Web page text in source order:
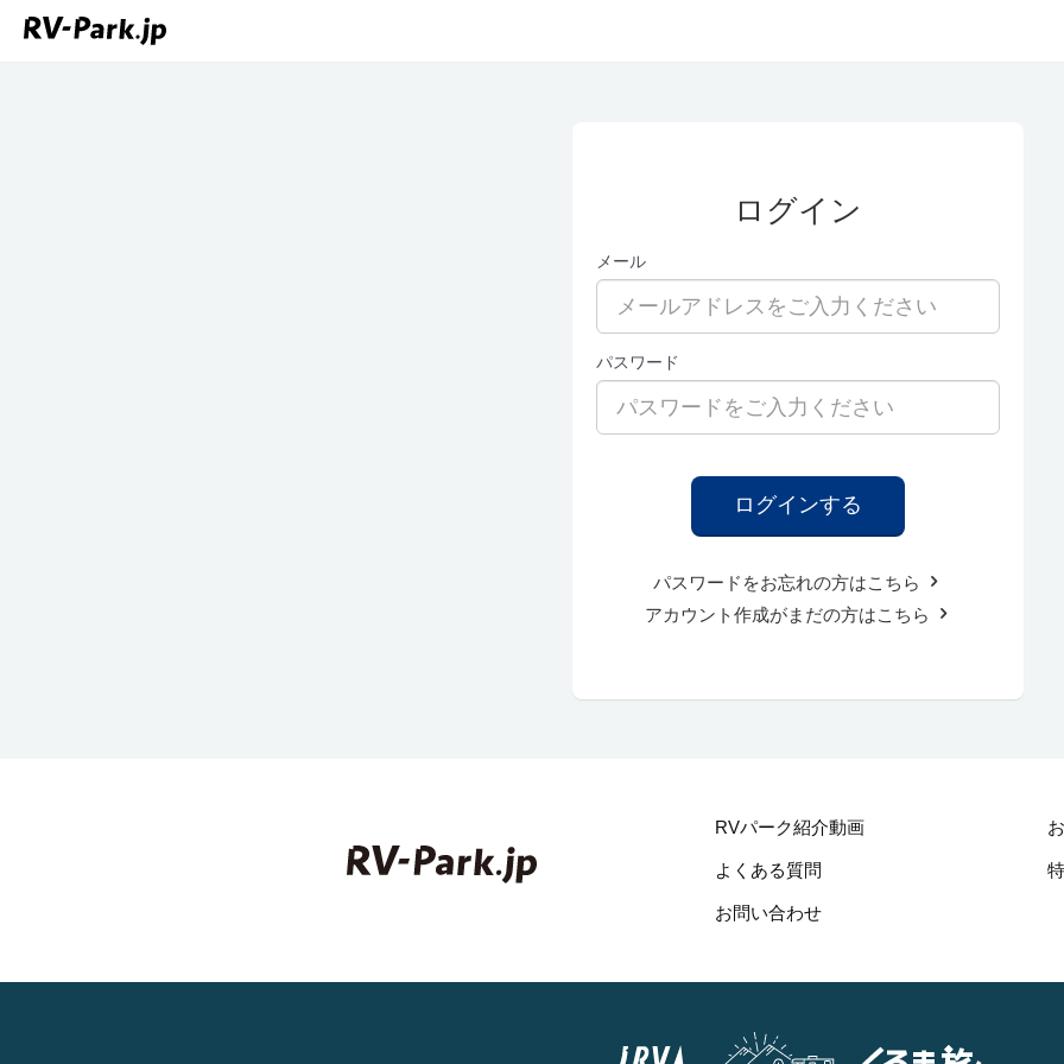
ログイン
メール
パスワード
パスワードをお忘れの方はこちら
アカウント作成がまだの方はこちら
RVパーク紹介動画
よくある質問
お問い合わせ